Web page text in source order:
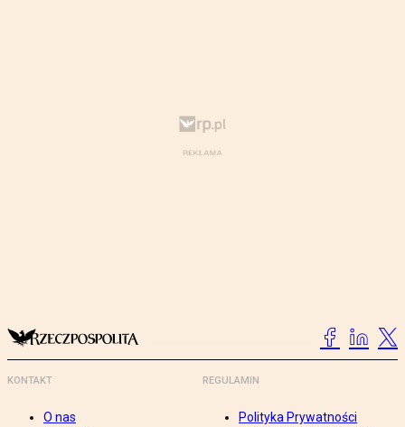
KONTAKT
O nas
REGULAMIN
Polityka Prywatności